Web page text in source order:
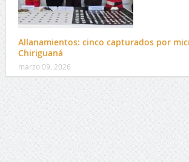
Allanamientos: cinco capturados por
Chiriguaná
marzo 09, 2026